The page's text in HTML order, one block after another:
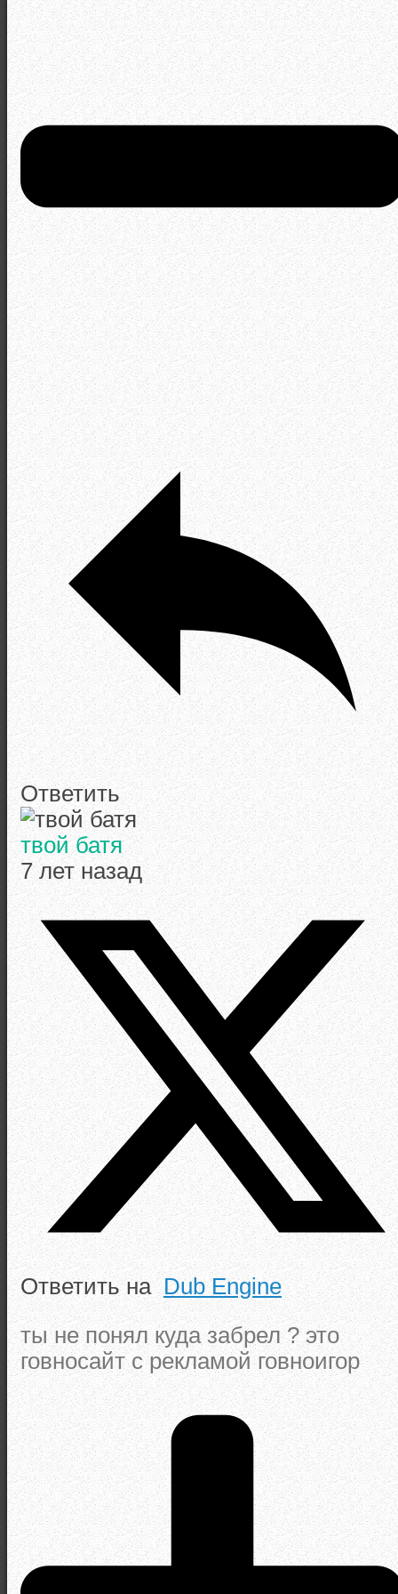
Ответить
твой батя
7 лет назад
Ответить на Dub Engine
ты не понял куда забрел ? это
говносайт с рекламой говноигор